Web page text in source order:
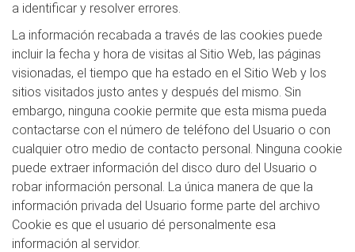
a identificar y resolver errores.
La información recabada a través de las cookies puede
incluir la fecha y hora de visitas al Sitio Web, las páginas
visionadas, el tiempo que ha estado en el Sitio Web y los
sitios visitados justo antes y después del mismo. Sin
embargo, ninguna cookie permite que esta misma pueda
contactarse con el número de teléfono del Usuario o con
cualquier otro medio de contacto personal. Ninguna cookie
puede extraer información del disco duro del Usuario o
robar información personal. La única manera de que la
información privada del Usuario forme parte del archivo
Cookie es que el usuario dé personalmente esa
información al servidor.